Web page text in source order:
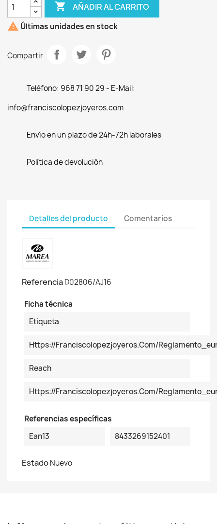
 AÑADIR AL CARRITO
 Últimas unidades en stock
Compartir
Teléfono: 968 71 90 29 - E-Mail:
info@franciscolopezjoyeros.com
Envío en un plazo de 24h-72h laborales
Política de devolución
Detalles del producto Comentarios
ReferenciaD02806/AJ16
Ficha técnica
Etiqueta
Https://franciscolopezjoyeros.com/
Reach
Https://franciscolopezjoyeros.com/
Referencias específicas
Ean13
8433269152401
EstadoNuevo